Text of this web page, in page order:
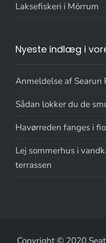
Laksefiskeri i Mörrum
Nyeste indlæg i
Anmeldelse af Searun
Sådan lokker du de
Havørreden fanges i
Lej sommerhus i
terrassen